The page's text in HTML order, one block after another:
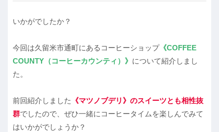
いかがでしたか？
今回は久留米市通町にあるコーヒーショップ《COFFEE
COUNTY（コーヒーカウンティ）》 について紹介しまし
た。
前回紹介しました 《マツノブデリ》のスイーツとも相性抜
群でしたので、ぜひ一緒にコーヒータイムを楽しんでみて
はいかがでしょうか？